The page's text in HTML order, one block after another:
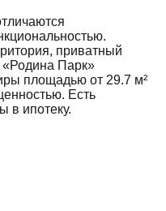
приватный
Парк»
площадью от 29.7 м²
Есть
в ипотеку.